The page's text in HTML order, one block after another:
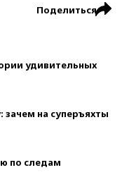
Поделиться
удивительных
зачем на суперъяхты
по следам